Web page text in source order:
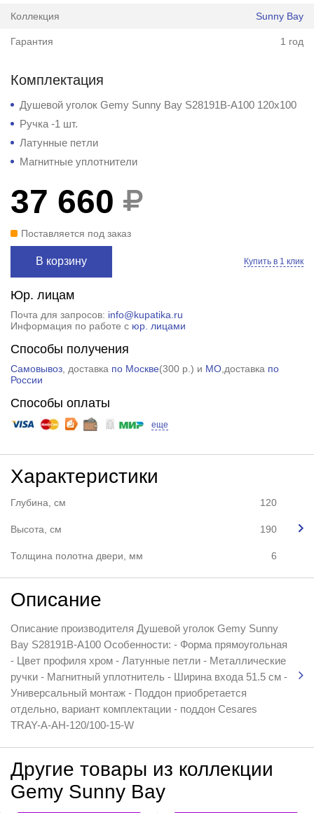
Коллекция Sunny Bay
Гарантия 1 год
Комплектация
Душевой уголок Gemy Sunny Bay S28191B-A100 120x100
Ручка -1 шт.
Латунные петли
Магнитные уплотнители
37 660
Поставляется под заказ
В корзину Купить в 1 клик
Юр. лицам
Почта для запросов: info@kupatika.ru
Информация по работе с юр. лицами
Способы получения
Самовывоз, доставка по Москве(300 р. ) и МО,доставка по
России
Способы оплаты
еще
Характеристики
Глубина, см 120
Высота, см 190
Толщина полотна двери, мм 6
Описание
Описание производителя Душевой уголок Gemy Sunny
Bay S28191B-A100 Особенности: - Форма прямоугольная
- Цвет профиля хром - Латунные петли - Металлические
ручки - Магнитный уплотнитель - Ширина входа 51.5 см -
Универсальный монтаж - Поддон приобретается
отдельно, вариант комплектации - поддон Cesares
TRAY-A-AH-120/100-15-W
Другие товары из коллекции
Gemy Sunny Bay